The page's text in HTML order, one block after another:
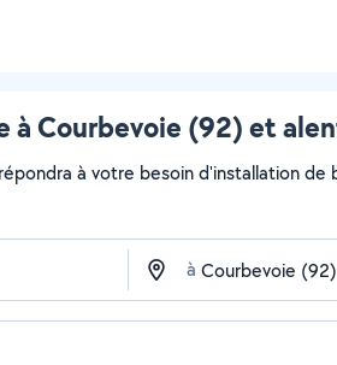
à Courbevoie (92) et
à votre besoin d'installation
à